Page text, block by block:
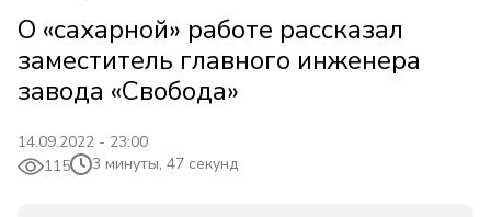
О «сахарной» работе рассказал
заместитель главного инженера
завода «Свобода»
14.09.2022 - 23:00
115
3 минуты, 47 секунд